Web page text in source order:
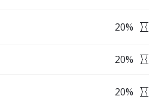
20%
20%
20%